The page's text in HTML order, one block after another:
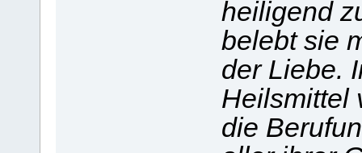
heiligend
belebt sie
der Liebe.
Heilsmittel
die